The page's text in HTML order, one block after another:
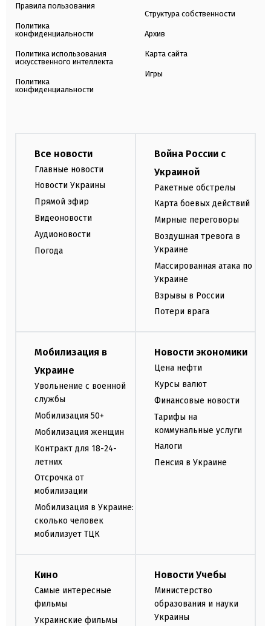
Правила пользования
Политика
конфиденциальности
Политика использования
искусственного интеллекта
Политика
конфиденциальности
Структура собственности
Архив
Карта сайта
Игры
Все новости
Главные новости
Новости Украины
Прямой эфир
Видеоновости
Аудионовости
Погода
Война России с
Украиной
Ракетные обстрелы
Карта боевых действий
Мирные переговоры
Воздушная тревога в
Украине
Массированная атака по
Украине
Взрывы в России
Потери врага
Мобилизация в
Украине
Увольнение с военной
службы
Мобилизация 50+
Мобилизация женщин
Контракт для 18-24-
летних
Отсрочка от
мобилизации
Мобилизация в Украине:
сколько человек
мобилизует ТЦК
Новости экономики
Цена нефти
Курсы валют
Финансовые новости
Тарифы на
коммунальные услуги
Налоги
Пенсия в Украине
Кино
Самые интересные
фильмы
Украинские фильмы
Новости Учебы
Министерство
образования и науки
Украины